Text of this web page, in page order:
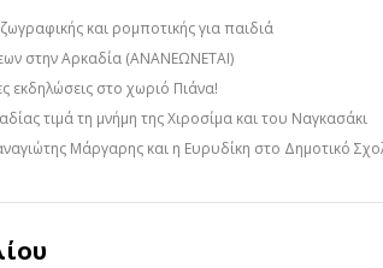
και ρομποτικής για παιδιά
στην Αρκαδία (ΑΝΑΝΕΩΝΕΤΑΙ)
εκδηλώσεις στο χωριό Πιάνα!
τιμά τη μνήμη της Χιροσίμα και του Ναγκασάκι
Μάργαρης και η Ευρυδίκη στο Δημοτικό